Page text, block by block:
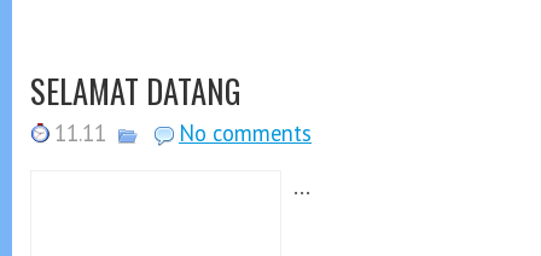
SELAMAT DATANG
11.11 No comments
...